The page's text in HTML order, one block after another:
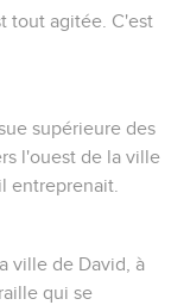
tout agitée. C'est
supérieure des
l'ouest de la ville
entreprenait.
ville de David, à
qui se